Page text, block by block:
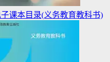
课本目录(义务教育教科书)